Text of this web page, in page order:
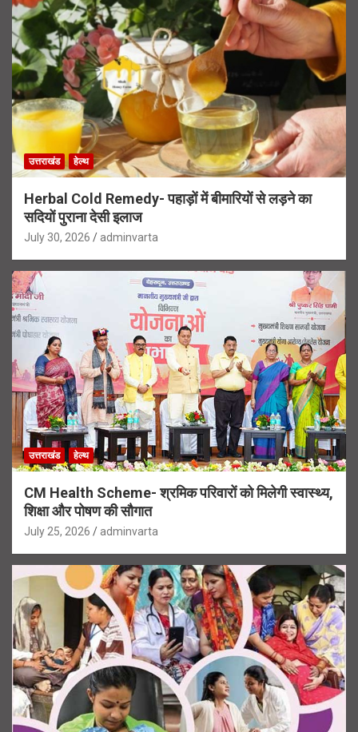
उत्तराखंड हेल्थ
Herbal Cold Remedy- पहाड़ों में बीमारियों से लड़ने का
सदियों पुराना देसी इलाज
July 30, 2026 adminvarta
उत्तराखंड हेल्थ
CM Health Scheme- श्रमिक परिवारों को मिलेगी स्वास्थ्य,
शिक्षा और पोषण की सौगात
July 25, 2026 adminvarta